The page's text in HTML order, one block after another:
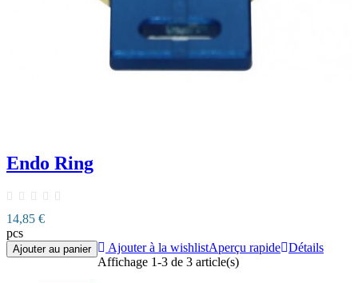
Endo Ring
14,85 €
pcs
Ajouter au panier Ajouter à la wishlistAperçu rapide Détails
Affichage 1-3 de 3 article(s)